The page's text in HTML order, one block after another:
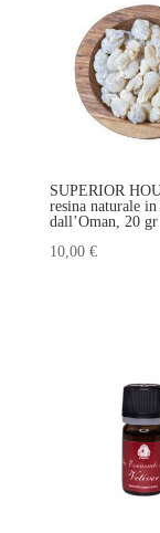
SUPERIOR
resina naturale
dall’Oman, 20 gr
10,00 €